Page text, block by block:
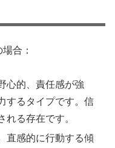
合：
心的、責任感が強
するタイプです。信
れる存在です。
直感的に行動する傾